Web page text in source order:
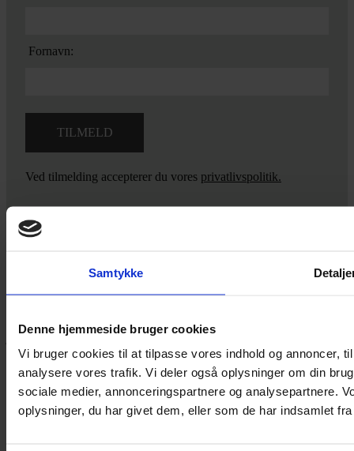
Samtykke
Denne hjemmeside bruger cookies
Vi bruger cookies til at tilpasse vores indhold og annoncer,
analysere vores trafik. Vi deler også oplysninger om din
sociale medier, annonceringspartnere og analysepartnere.
oplysninger, du har givet dem, eller som de har indsamlet
Fornavn:
Ved tilmelding accepterer du vores privatlivspolitik.
mig,
eller kom forbi butikken på Vestergade 12 i Tønder. Så hjælper
jeg dig på vej.
Vestergade 12 6270, Tønder
60 51 96 50
post@yarneverywear.dk
CVR 43041649